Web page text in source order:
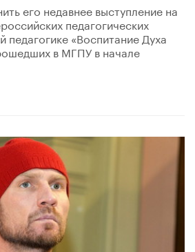
его недавнее выступление на
педагогических
педагогике «Воспитание Духа
в МГПУ в начале